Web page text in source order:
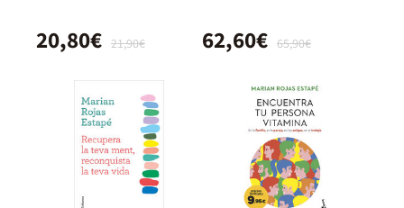
21,90€
20,80€ 65,90€
62,60€